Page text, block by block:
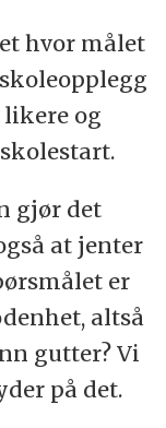
hvor målet
og
gjør det
at jenter
er
altså
gutter? Vi
på det.